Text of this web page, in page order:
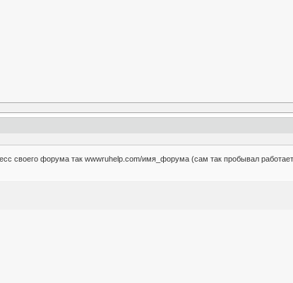
своего форума так wwwruhelp.com/имя_форума (сам так пробывал